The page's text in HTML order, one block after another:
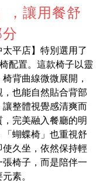
，讓用餐舒
平店】特別選用了
配置。這款椅子以靈
背曲線微微展開，
也能自然貼合背部
整體視覺感清爽而
完美融入餐廳的明
蝴蝶椅」也重視舒
久坐，依然保持輕
椅子，而是陪伴一
素。